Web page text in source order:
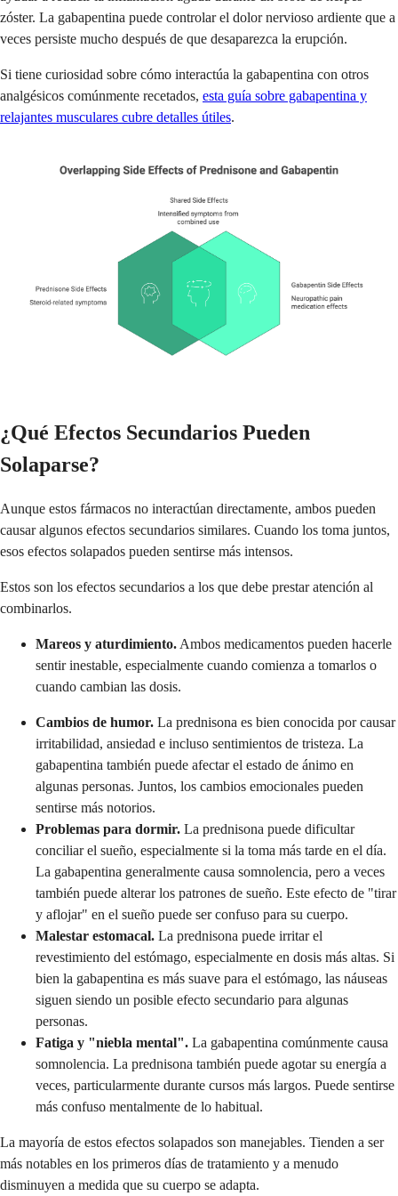
zóster. La gabapentina puede controlar el dolor nervioso ardiente que a
veces persiste mucho después de que desaparezca la erupción.
Si tiene curiosidad sobre cómo interactúa la gabapentina con otros
analgésicos comúnmente recetados, esta guía sobre gabapentina y
relajantes musculares cubre detalles útiles.
¿Qué Efectos Secundarios Pueden
Solaparse?
Aunque estos fármacos no interactúan directamente, ambos pueden
causar algunos efectos secundarios similares. Cuando los toma juntos,
esos efectos solapados pueden sentirse más intensos.
Estos son los efectos secundarios a los que debe prestar atención al
combinarlos.
Mareos y aturdimiento. Ambos medicamentos pueden hacerle
sentir inestable, especialmente cuando comienza a tomarlos o
cuando cambian las dosis.
Cambios de humor. La prednisona es bien conocida por causar
irritabilidad, ansiedad e incluso sentimientos de tristeza. La
gabapentina también puede afectar el estado de ánimo en
algunas personas. Juntos, los cambios emocionales pueden
sentirse más notorios.
Problemas para dormir. La prednisona puede dificultar
conciliar el sueño, especialmente si la toma más tarde en el día.
La gabapentina generalmente causa somnolencia, pero a veces
también puede alterar los patrones de sueño. Este efecto de "tirar
y aflojar" en el sueño puede ser confuso para su cuerpo.
Malestar estomacal. La prednisona puede irritar el
revestimiento del estómago, especialmente en dosis más altas. Si
bien la gabapentina es más suave para el estómago, las náuseas
siguen siendo un posible efecto secundario para algunas
personas.
Fatiga y "niebla mental". La gabapentina comúnmente causa
somnolencia. La prednisona también puede agotar su energía a
veces, particularmente durante cursos más largos. Puede sentirse
más confuso mentalmente de lo habitual.
La mayoría de estos efectos solapados son manejables. Tienden a ser
más notables en los primeros días de tratamiento y a menudo
disminuyen a medida que su cuerpo se adapta.